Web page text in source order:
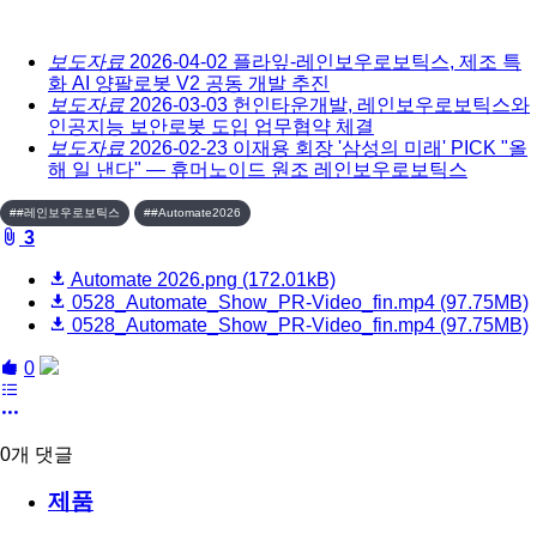
보도자료 2026-04-02 플라잎-레인보우로보틱스, 제조 특
화 AI 양팔로봇 V2 공동 개발 추진
보도자료 2026-03-03 헌인타운개발, 레인보우로보틱스와
인공지능 보안로봇 도입 업무협약 체결
보도자료 2026-02-23 이재용 회장 '삼성의 미래' PICK "올
해 일 낸다" — 휴머노이드 원조 레인보우로보틱스
##레인보우로보틱스 ##Automate2026
board::fileAttachedList
3
Automate 2026.png (172.01kB)
0528_Automate_Show_PR-Video_fin.mp4 (97.75MB)
0528_Automate_Show_PR-Video_fin.mp4 (97.75MB)
board::like
0
share
0개 댓글
제품